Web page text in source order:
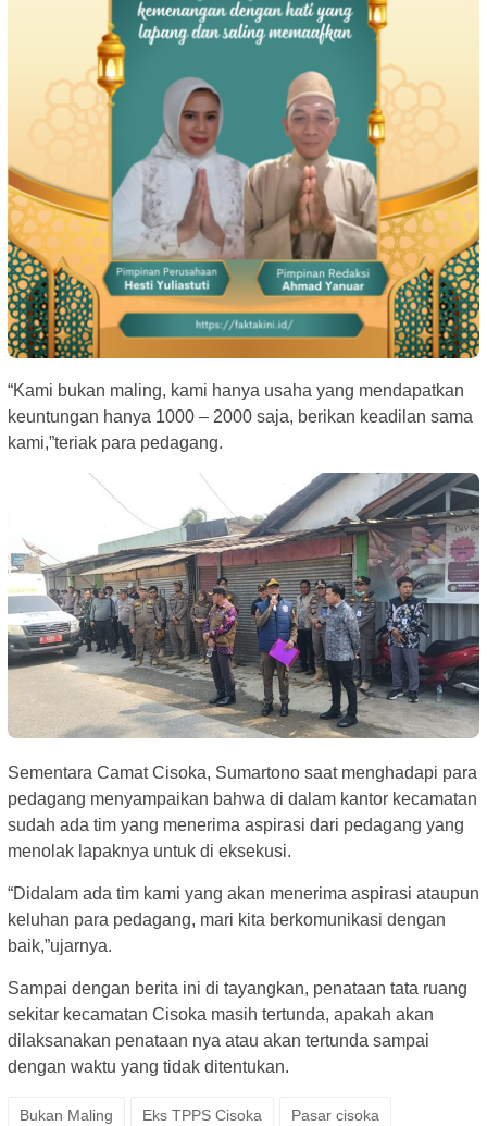
“Kami bukan maling, kami hanya usaha yang mendapatkan
keuntungan hanya 1000 – 2000 saja, berikan keadilan sama
kami,”teriak para pedagang.
Sementara Camat Cisoka, Sumartono saat menghadapi para
pedagang menyampaikan bahwa di dalam kantor kecamatan
sudah ada tim yang menerima aspirasi dari pedagang yang
menolak lapaknya untuk di eksekusi.
“Didalam ada tim kami yang akan menerima aspirasi ataupun
keluhan para pedagang, mari kita berkomunikasi dengan
baik,”ujarnya.
Sampai dengan berita ini di tayangkan, penataan tata ruang
sekitar kecamatan Cisoka masih tertunda, apakah akan
dilaksanakan penataan nya atau akan tertunda sampai
dengan waktu yang tidak ditentukan.
Bukan Maling Eks TPPS Cisoka Pasar cisoka